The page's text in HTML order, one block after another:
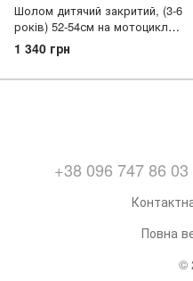
Шолом дитячий закритий, (3-6
років) 52-54см на мотоцикл
квадроцикл, чорний
1 340 грн
+38 096 747 86 03
Повна
©